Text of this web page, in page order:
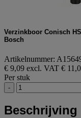
Verzinkboor Conisch
Bosch
Artikelnummer:
€ 9,09 excl. VAT €
Per stuk
-
Beschrijving